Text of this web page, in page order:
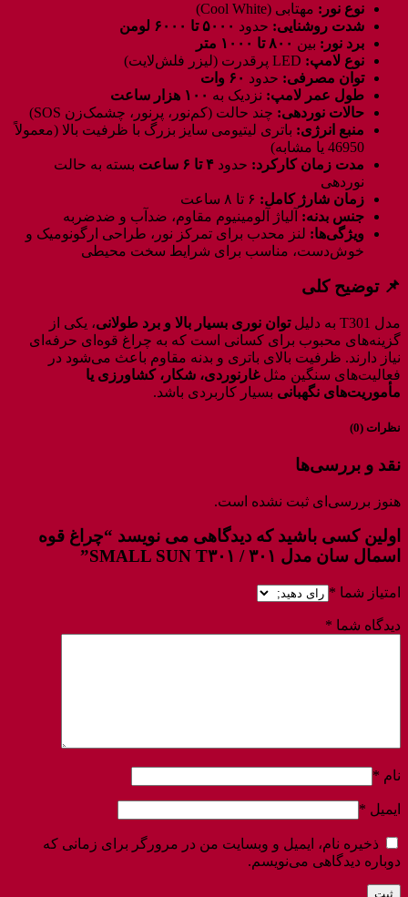
نوع نور: مهتابی (Cool White)
شدت روشنایی: حدود ۵۰۰۰ تا ۶۰۰۰ لومن
برد نور: بین ۸۰۰ تا ۱۰۰۰ متر
نوع لامپ:
توان مصرفی: حدود ۶۰ وات
طول عمر لامپ: نزدیک به ۱۰۰ هزار ساعت
حالات نوردهی: چند حالت (کم‌نور، پرنور، چشمک‌زن SOS)
منبع انرژی: باتری لیتیومی سایز بزرگ با ظرفیت بالا (معمولاً
46950 یا مشابه)
مدت زمان کارکرد: حدود ۴ تا ۶ ساعت
بسته به حالت
نوردهی
زمان شارژ کامل:
جنس بدنه: آلیاژ آلومینیوم مقاوم، ضدآب و ضدضربه
ویژگی‌ها: لنز محدب برای تمرکز نور، طراحی ارگونومیک و
خوش‌دست، مناسب برای شرایط سخت محیطی
📌 توضیح کلی
مدل T301 به دلیل توان نوری بسیار بالا و برد طولانی، یکی از
گزینه‌های محبوب برای کسانی است که به چراغ قوه‌ای حرفه‌ای
نیاز دارند. ظرفیت بالای باتری و بدنه مقاوم باعث می‌شود در
فعالیت‌های سنگین مثلغارنوردی، شکار، کشاورزی یا
مأموریت‌های نگهبانی بسیار کاربردی باشد.
نظرات (0)
نقد و بررسی‌ها
هنوز بررسی‌ای ثبت نشده است.
اولین کسی باشید که دیدگاهی می نویسد “چراغ قوه
اسمال سان مدل ۳۰۱ / SMALL SUN T۳۰۱”
امتیاز شما *
دیدگاه شما *
نام *
ایمیل *
ذخیره نام، ایمیل و وبسایت من در مرورگر برای زمانی که
دوباره دیدگاهی می‌نویسم.